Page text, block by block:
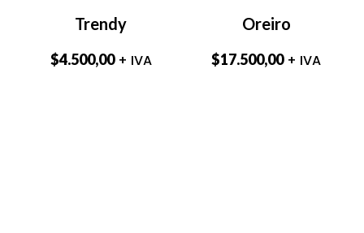
Trendy
$4.500,00 + IVA
Oreiro
$17.500,00 + IVA